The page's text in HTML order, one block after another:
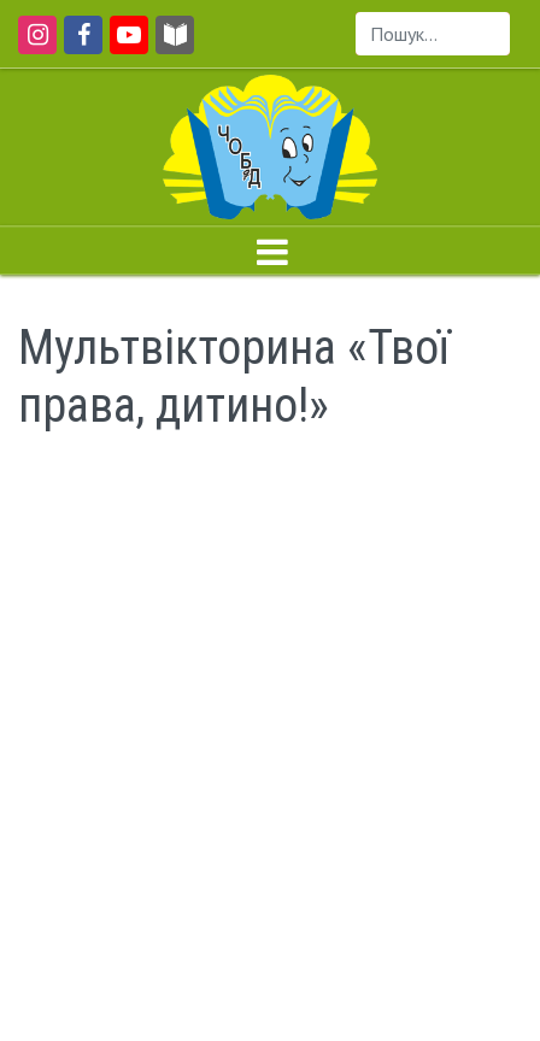
Пошук...
Мультвікторина «Твої
права, дитино!»